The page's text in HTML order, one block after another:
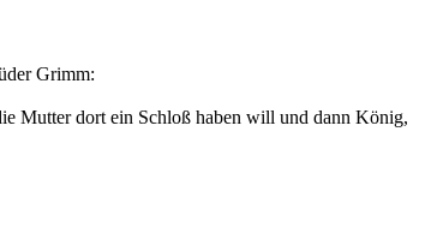
Grimm:
Mutter dort ein Schloß haben will und dann König,